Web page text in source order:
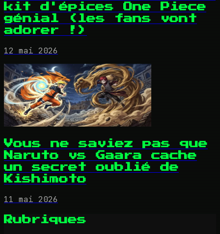
kit d'épices One Piece
génial (les fans vont
adorer !)
12 mai 2026
Vous ne saviez pas que
Naruto vs Gaara cache
un secret oublié de
Kishimoto
11 mai 2026
Rubriques